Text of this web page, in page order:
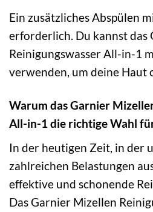
Ein zusätzliches Abspülen
erforderlich. Du kannst das
Reinigungswasser All-in-1
verwenden, um deine Haut
Warum das Garnier
All-in-1 die richtige Wahl
In der heutigen Zeit, in der
zahlreichen Belastungen
effektive und schonende
Das Garnier Mizellen